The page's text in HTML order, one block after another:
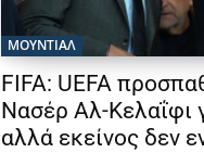
ΜΟΥΝΤΙΆΛ
FIFA: UEFA
Νασέρ Αλ-Κελαΐφι
αλλά εκείνος δεν